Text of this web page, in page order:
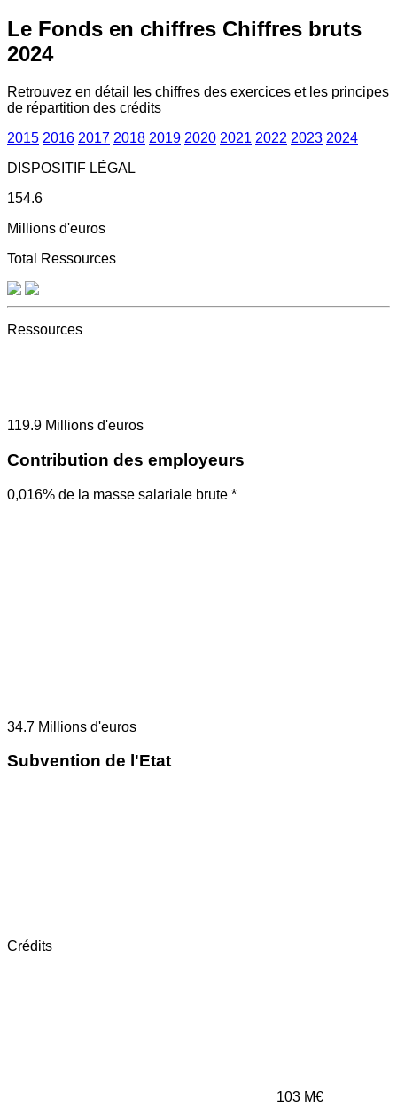
Le Fonds en chiffres Chiffres bruts
2024
Retrouvez en détail les chiffres des exercices et les principes
de répartition des crédits
2015 2016 2017 2018 2019 2020 2021 2022 2023 2024
DISPOSITIF LÉGAL
154.6
Millions d'euros
Total Ressources
Ressources
119.9 Millions d'euros
Contribution des employeurs
0,016% de la masse salariale brute *
34.7 Millions d'euros
Subvention de l'Etat
Crédits
103 M€